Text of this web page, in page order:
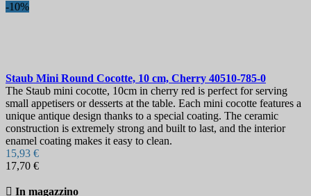
-10%
Staub Mini Round Cocotte, 10 cm, Cherry 40510-785-0
The Staub mini cocotte, 10cm in cherry red is perfect for serving
small appetisers or desserts at the table. Each mini cocotte features a
unique antique design thanks to a special coating. The ceramic
construction is extremely strong and built to last, and the interior
enamel coating makes it easy to clean.
15,93 €
17,70 €
 In magazzino